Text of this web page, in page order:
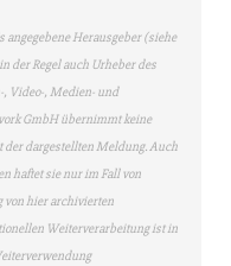
angegebene Herausgeber (siehe
der Regel auch Urheber des
, Video-, Medien- und
GmbH übernimmt keine
dargestellten Meldung. Auch
haftet sie nur im Fall von
von hier archivierten
Weiterverarbeitung ist in